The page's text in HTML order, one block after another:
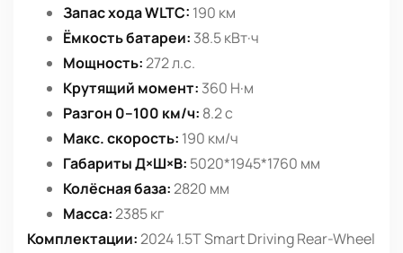
Запас хода WLTC: 190 км
Ёмкость батареи: 38.5 кВт·ч
Мощность:272 л.с.
Крутящий момент: 360 Н·м
Разгон 0–100 км/ч: 8.2 с
Макс. скорость: 190 км/ч
Габариты Д×Ш×В: 5020*1945*1760 мм
Колёсная база:2820 мм
Масса:2385 кг
Комплектации:2024 1.5T Smart Driving Rear-Wheel